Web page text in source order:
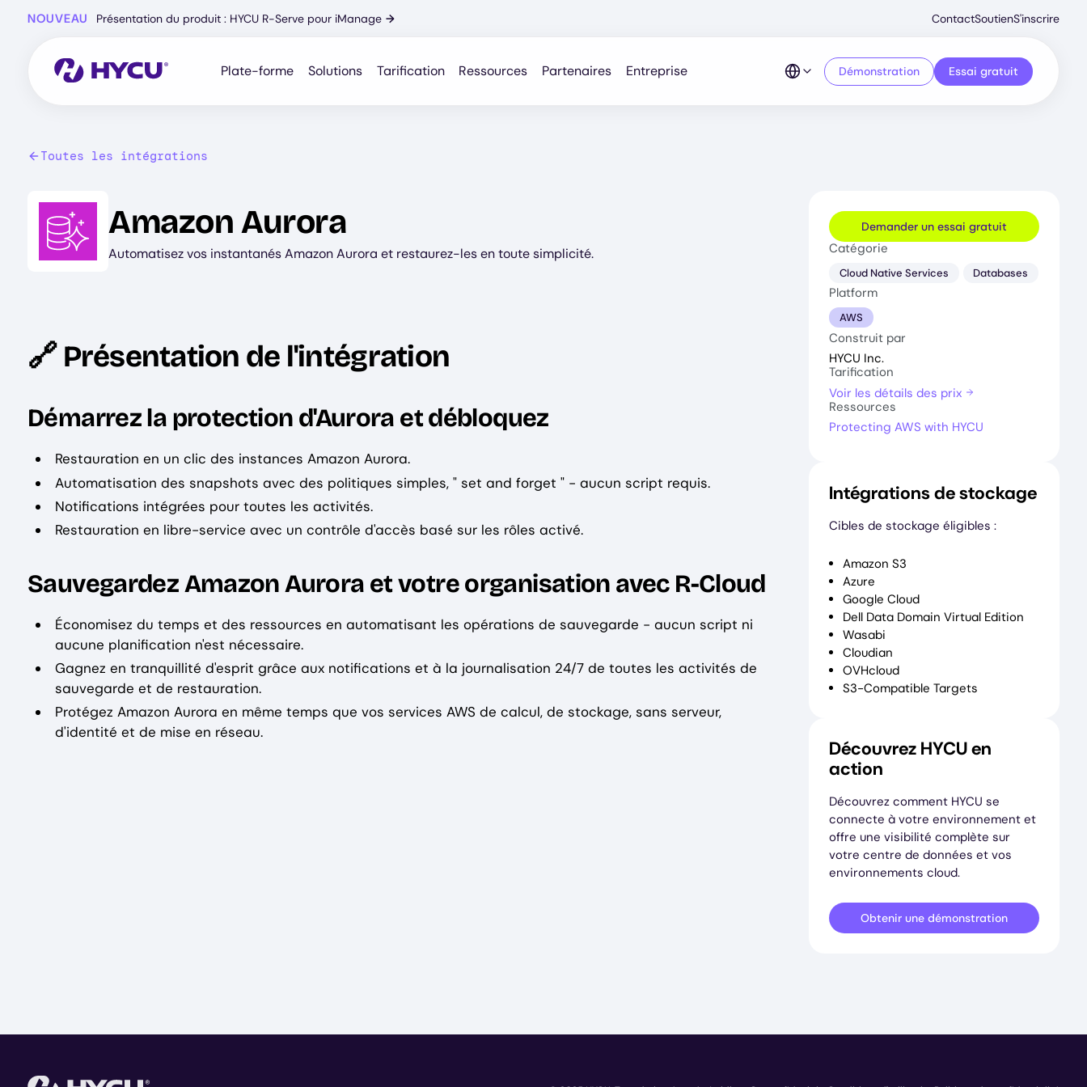
NOUVEAU Présentation du produit : HYCU R-Serve pour iManage →
Menu
ContactSoutienS'inscrire
Plate-forme Solutions Tarification Ressources Partenaires Entreprise Démonstration Essai gratuit
Toutes les intégrations
Image
Amazon Aurora
Automatisez vos instantanés Amazon Aurora et restaurez-les en toute simplicité.
🔗 Présentation de l'intégration
Démarrez la protection d'Aurora et débloquez
Restauration en un clic des instances Amazon Aurora.
Automatisation des snapshots avec des politiques simples, " set and forget " - aucun script requis.
Notifications intégrées pour toutes les activités.
Restauration en libre-service avec un contrôle d'accès basé sur les rôles activé.
Sauvegardez Amazon Aurora et votre organisation avec R-Cloud
Économisez du temps et des ressources en automatisant les opérations de sauvegarde - aucun script ni
aucune planification n'est nécessaire.
Gagnez en tranquillité d'esprit grâce aux notifications et à la journalisation 24/7 de toutes les activités de
sauvegarde et de restauration.
Protégez Amazon Aurora en même temps que vos services AWS de calcul, de stockage, sans serveur,
d'identité et de mise en réseau.
Demander un essai gratuit
Catégorie
Cloud Native Services Databases
Platform
AWS
Construit par
HYCU Inc.
Tarification
Voir les détails des prix
Ressources
Protecting AWS with HYCU
Intégrations de stockage
Cibles de stockage éligibles :
Amazon S3
Azure
Google Cloud
Dell Data Domain Virtual Edition
Wasabi
Cloudian
OVHcloud
S3-Compatible Targets
Découvrez HYCU en
action
Découvrez comment HYCU se
connecte à votre environnement et
offre une visibilité complète sur
votre centre de données et vos
environnements cloud.
Obtenir une démonstration